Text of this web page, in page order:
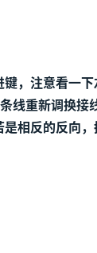
，注意看一
线重新调换接
相反的反向